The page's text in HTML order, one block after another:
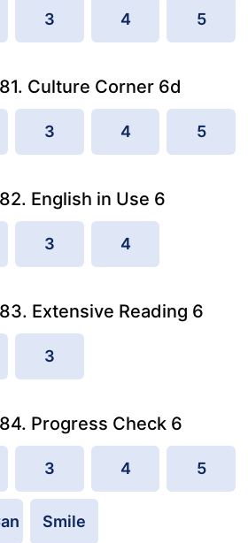
3 4 5
Culture Corner 6d
3 4 5
English in Use 6
3 4
Extensive Reading 6
3
Progress Check 6
3 4 5
Smile